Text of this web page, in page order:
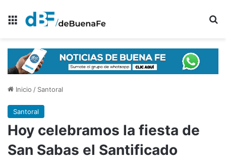
Menú
Inicio / Santoral
Santoral
Hoy celebramos la fiesta de
San Sabas el Santificado